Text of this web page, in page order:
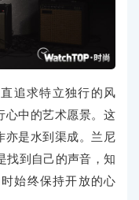
追求特立独行的风
心中的艺术愿景。这
亦是水到渠成。兰尼
找到自己的声音，知
始终保持开放的心